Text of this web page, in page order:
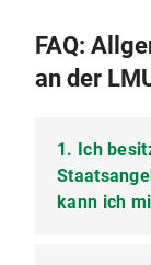
FAQ:
an der
1. Ich
kann ich